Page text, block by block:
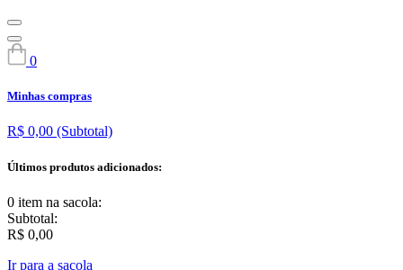
0
Minhas compras
R$ 0,00 (Subtotal)
Últimos produtos adicionados:
0 item na sacola:
Subtotal:
R$ 0,00
Ir para a sacola